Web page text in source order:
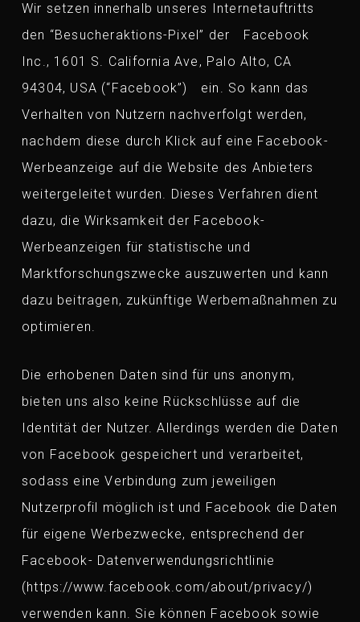
Wir setzen innerhalb unseres Internetauftritts
den “Besucheraktions-Pixel” der Facebook
Inc., 1601 S. California Ave, Palo Alto, CA
94304, USA (“Facebook”) ein. So kann das
Verhalten von Nutzern nachverfolgt werden,
nachdem diese durch Klick auf eine Facebook-
Werbeanzeige auf die Website des Anbieters
weitergeleitet wurden. Dieses Verfahren dient
dazu, die Wirksamkeit der Facebook-
Werbeanzeigen für statistische und
Marktforschungszwecke auszuwerten und kann
dazu beitragen, zukünftige Werbemaßnahmen zu
optimieren.
Die erhobenen Daten sind für uns anonym,
bieten uns also keine Rückschlüsse auf die
Identität der Nutzer. Allerdings werden die Daten
von Facebook gespeichert und verarbeitet,
sodass eine Verbindung zum jeweiligen
Nutzerprofil möglich ist und Facebook die Daten
für eigene Werbezwecke, entsprechend der
Facebook- Datenverwendungsrichtlinie
(https://www.facebook.com/about/privacy/)
verwenden kann. Sie können Facebook sowie